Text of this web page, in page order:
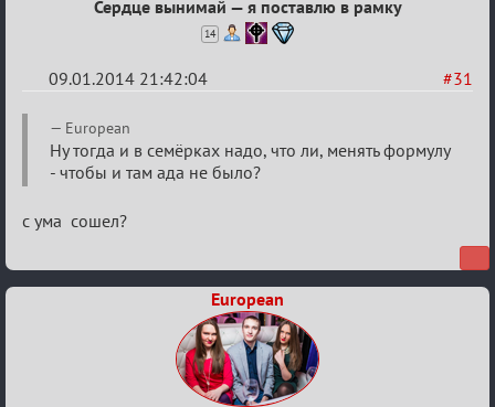
Сердце вынимай — я поставлю в рамку
14
#31
09.01.2014 21:42:04
Re:
VIP-
клуб,
сумрак,
партии
на
12
European
Ну тогда и в семёрках надо, что ли, менять формулу
- чтобы и там ада не было?
с ума сошел?
European